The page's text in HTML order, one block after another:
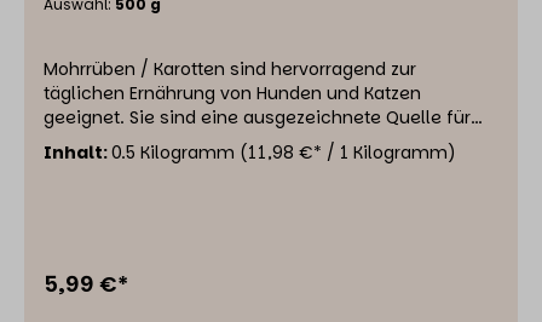
Auswahl: 500 g
Mohrrüben / Karotten sind hervorragend zur
täglichen Ernährung von Hunden und Katzen
geeignet. Sie sind eine ausgezeichnete Quelle für
Vitamine und Mineralien. Die Oligosaccharide der
Karotten dienen dem Mikrobiom im Darm als
Provitamin-A-Aktivität beeinflussen Karotten das
Inhalt:0.5 Kilogramm (11,98 €* / 1 Kilogramm)
5,99 €*